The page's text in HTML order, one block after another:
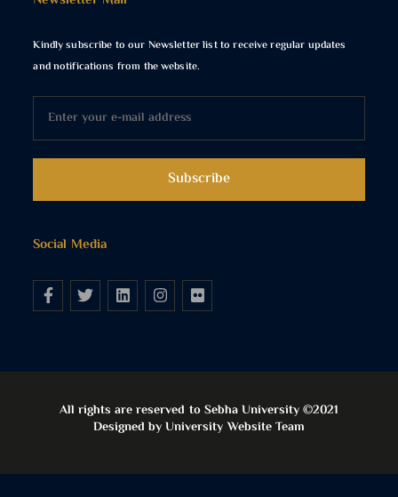
Kindly subscribe to our Newsletter list to receive regular updates
and notifications from the website.
Social Media
All rights are reserved to Sebha University ©2021
Designed by University Website Team